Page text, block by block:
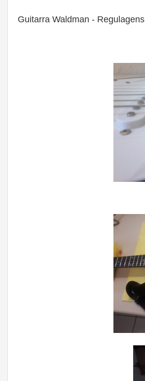
Guitarra Waldman - Regulagens